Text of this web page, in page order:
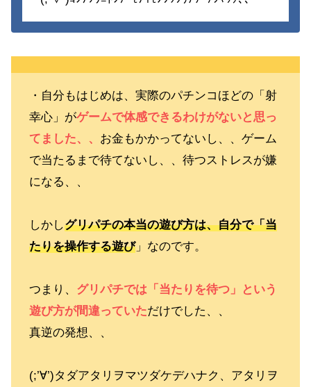
・自分もはじめは、実際のパチンコほどの「射
幸心」がゲームで体感できるわけがないと思っ
てました、、 お金もかかってないし、、ゲーム
で当たるまで待てないし、、待つストレスが嫌
になる、、
しかしグリパチの本当の遊び方は、自分で「当
たりを操作する遊び」なのです。
つまり、 グリパチでは「当たりを待つ」という
遊び方が間違っていただけでした、、
真逆の発想、、
(;’∀’)タダアタリヲマツダケデハナク、アタリヲ